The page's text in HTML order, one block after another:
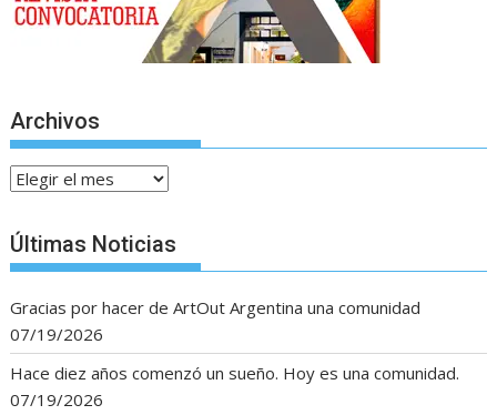
Archivos
Archivos
Últimas Noticias
Gracias por hacer de ArtOut Argentina una comunidad
07/19/2026
Hace diez años comenzó un sueño. Hoy es una comunidad.
07/19/2026